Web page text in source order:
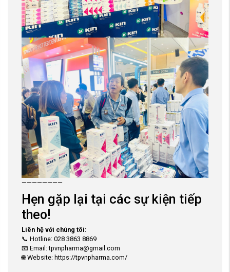
————————
Hẹn gặp lại tại các sự kiện tiếp
theo!
Liên hệ với chúng tôi:
📞 Hotline: 028 3863 8869
📧 Email: tpvnpharma@gmail.com
🌐 Website: https://tpvnpharma.com/